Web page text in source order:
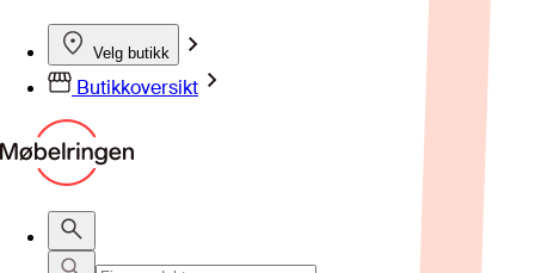
Velg butikk
Butikkoversikt